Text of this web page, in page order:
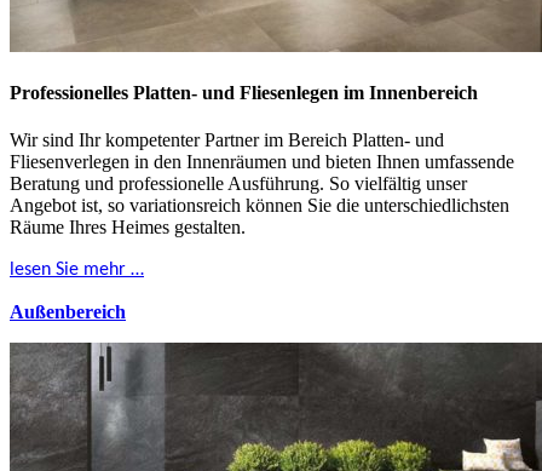
Professionelles Platten- und Fliesenlegen im Innenbereich
Wir sind Ihr kompetenter Partner im Bereich Platten- und
Fliesenverlegen in den Innenräumen und bieten Ihnen umfassende
Beratung und professionelle Ausführung. So vielfältig unser
Angebot ist, so variationsreich können Sie die unterschiedlichsten
Räume Ihres Heimes gestalten.
lesen Sie mehr …
Außenbereich